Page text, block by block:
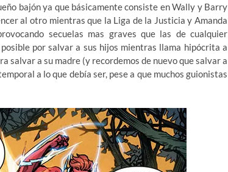
bajón ya que básicamente consiste en Wally y Barry
al otro mientras que la Liga de la Justicia y Amanda
secuelas mas graves que las de cualquier
por salvar a sus hijos mientras llama hipócrita a
salvar a su madre (y recordemos de nuevo que salvar a
a lo que debía ser, pese a que muchos guionistas